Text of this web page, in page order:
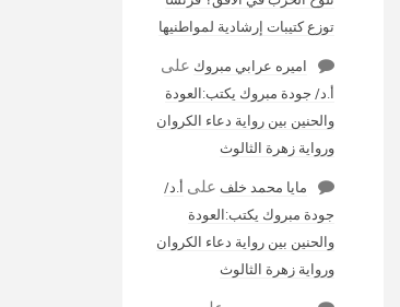
توزع كتيبات إرشادية لمواطنيها
اميره عرابي مبروك على
أ.د/ جودة مبروك يكتب:العودة
والحنين بين رواية دعاء الكروان
ورواية زهرة الثالوث
مايا محمد خلف على أ.د/
جودة مبروك يكتب:العودة
والحنين بين رواية دعاء الكروان
ورواية زهرة الثالوث